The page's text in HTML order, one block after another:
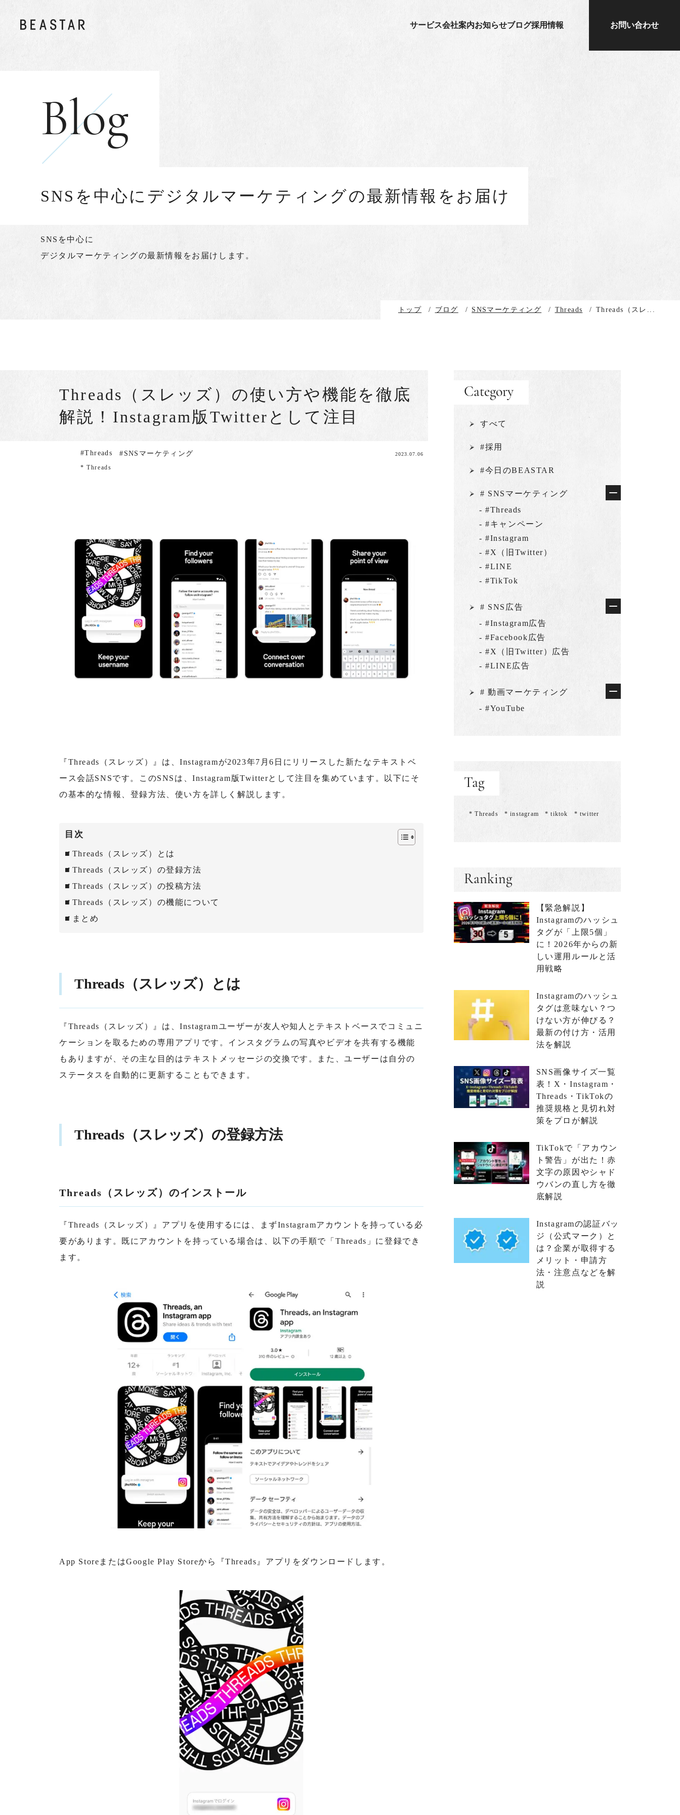
サービス会社案内お知らせブログ採用情報 お問い合わせ
Blog
SNSを中心にデジタルマーケティングの最新情報をお届け
SNSを中心に
デジタルマーケティングの最新情報をお届けします。
トップ / ブログ / SNSマーケティング / Threads / Threads（スレ...
Threads（スレッズ）の使い方や機能を徹底
解説！Instagram版Twitterとして注目
#Threads #SNSマーケティング
* Threads
2023.07.06
『Threads（スレッズ）』は、Instagramが2023年7月6日にリリースした新たなテキストベ
ース会話SNSです。このSNSは、Instagram版Twitterとして注目を集めています。以下にそ
の基本的な情報、登録方法、使い方を詳しく解説します。
目次
Threads（スレッズ）とは
Threads（スレッズ）の登録方法
Threads（スレッズ）の投稿方法
Threads（スレッズ）の機能について
まとめ
Threads（スレッズ）とは
『Threads（スレッズ）』は、Instagramユーザーが友人や知人とテキストベースでコミュニ
ケーションを取るための専用アプリです。インスタグラムの写真やビデオを共有する機能
もありますが、その主な目的はテキストメッセージの交換です。また、ユーザーは自分の
ステータスを自動的に更新することもできます。
Threads（スレッズ）の登録方法
Threads（スレッズ）のインストール
『Threads（スレッズ）』アプリを使用するには、まずInstagramアカウントを持っている必
要があります。既にアカウントを持っている場合は、以下の手順で「Threads」に登録でき
ます。
App StoreまたはGoogle Play Storeから『Threads』アプリをダウンロードします。
Category
すべて
#採用
#今日のBEASTAR
# SNSマーケティング
- #Threads
- #キャンペーン
- #Instagram
- #X（旧Twitter）
- #LINE
- #TikTok
# SNS広告
- #Instagram広告
- #Facebook広告
- #X（旧Twitter）広告
- #LINE広告
# 動画マーケティング
- #YouTube
Tag
* Threads * instagram * tiktok * twitter
Ranking
【緊急解説】
Instagramのハッシュ
タグが「上限5個」
に！2026年からの新
しい運用ルールと活
用戦略
Instagramのハッシュ
タグは意味ない？つ
けない方が伸びる？
最新の付け方・活用
法を解説
SNS画像サイズ一覧
表！X・Instagram・
Threads・TikTokの
推奨規格と見切れ対
策をプロが解説
TikTokで「アカウン
ト警告」が出た！赤
文字の原因やシャド
ウバンの直し方を徹
底解説
Instagramの認証バッ
ジ（公式マーク）と
は？企業が取得する
メリット・申請方
法・注意点などを解
説